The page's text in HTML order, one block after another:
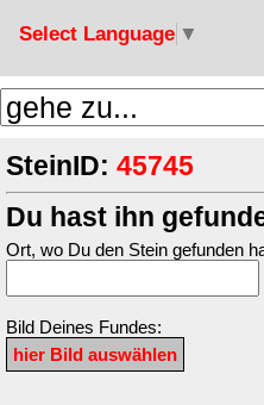
Select Language ▼
SteinID: 45745
Du hast ihn
Ort, wo Du den Stein gefunden
Bild Deines Fundes: